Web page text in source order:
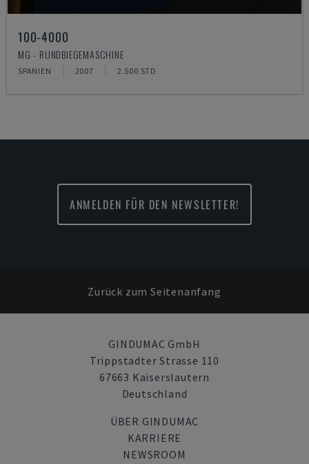
100-4000
MG - RUNDBIEGEMASCHINE
SPANIEN 2007 2.500 STD
ANMELDEN FÜR DEN NEWSLETTER!
Zurück zum Seitenanfang
GINDUMAC GmbH
Trippstadter Strasse 110
67663 Kaiserslautern
Deutschland
ÜBER GINDUMAC
KARRIERE
NEWSROOM